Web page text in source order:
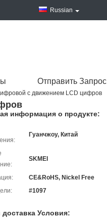
Russian
Отправить Запрос
с движением LCD цифров
информация о продукте:
Гуанчжоу, Китай
SKMEI
CE&RoHS, Nickel Free
#1097
доставка Условия: